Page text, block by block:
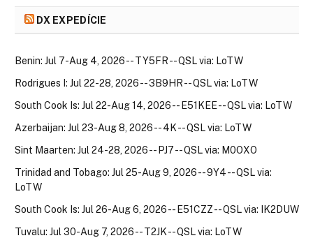
DX EXPEDÍCIE
Benin: Jul 7-Aug 4, 2026 -- TY5FR -- QSL via: LoTW
Rodrigues I: Jul 22-28, 2026 -- 3B9HR -- QSL via: LoTW
South Cook Is: Jul 22-Aug 14, 2026 -- E51KEE -- QSL via: LoTW
Azerbaijan: Jul 23-Aug 8, 2026 -- 4K -- QSL via: LoTW
Sint Maarten: Jul 24-28, 2026 -- PJ7 -- QSL via: M0OXO
Trinidad and Tobago: Jul 25-Aug 9, 2026 -- 9Y4 -- QSL via:
LoTW
South Cook Is: Jul 26-Aug 6, 2026 -- E51CZZ -- QSL via: IK2DUW
Tuvalu: Jul 30-Aug 7, 2026 -- T2JK -- QSL via: LoTW